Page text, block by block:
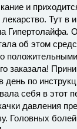
и
Тут в
Гипертолайфа.
об этом
заказала!
день по
себя в этот
давления
Головных